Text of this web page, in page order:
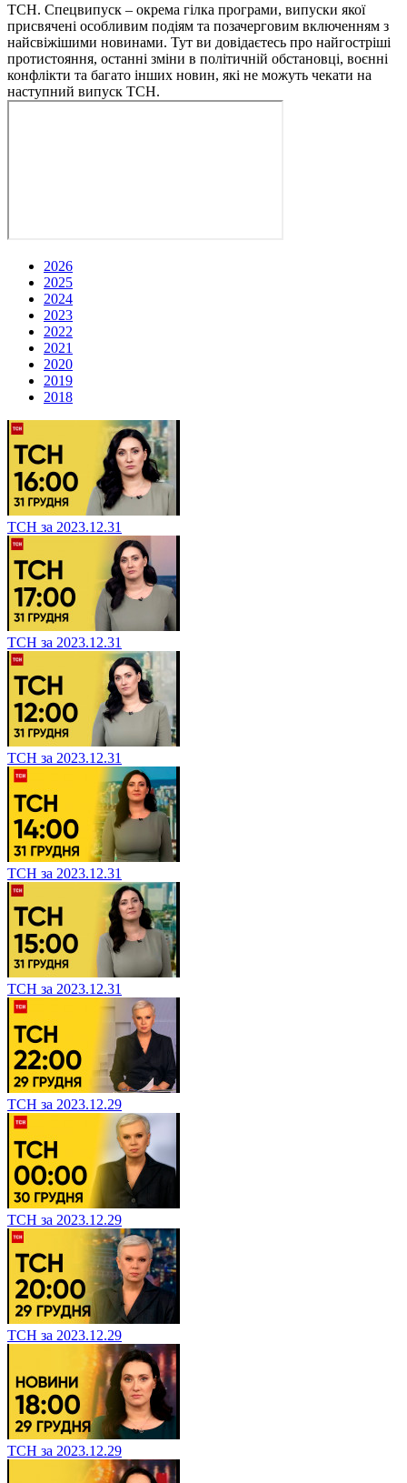
ТСН. Спецвипуск – окрема гілка програми, випуски якої
присвячені особливим подіям та позачерговим включенням з
найсвіжішими новинами. Тут ви довідаєтесь про найгостріші
протистояння, останні зміни в політичній обстановці, воєнні
конфлікти та багато інших новин, які не можуть чекати на
наступний випуск ТСН.
2026
2025
2024
2023
2022
2021
2020
2019
2018
ТСН за 2023.12.31
ТСН за 2023.12.31
ТСН за 2023.12.31
ТСН за 2023.12.31
ТСН за 2023.12.31
ТСН за 2023.12.29
ТСН за 2023.12.29
ТСН за 2023.12.29
ТСН за 2023.12.29